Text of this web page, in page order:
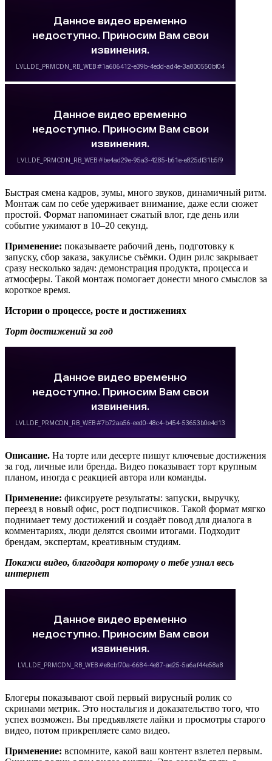
Быстрая смена кадров, зумы, много звуков, динамичный ритм.
Монтаж сам по себе удерживает внимание, даже если сюжет
простой. Формат напоминает сжатый влог, где день или
событие ужимают в 10–20 секунд.
Применение: показываете рабочий день, подготовку к
запуску, сбор заказа, закулисье съёмки. Один рилс закрывает
сразу несколько задач: демонстрация продукта, процесса и
атмосферы. Такой монтаж помогает донести много смыслов за
короткое время.
Истории о процессе, росте и достижениях
Торт достижений за год
Описание. На торте или десерте пишут ключевые достижения
за год, личные или бренда. Видео показывает торт крупным
планом, иногда с реакцией автора или команды.
Применение: фиксируете результаты: запуски, выручку,
переезд в новый офис, рост подписчиков. Такой формат мягко
поднимает тему достижений и создаёт повод для диалога в
комментариях, люди делятся своими итогами. Подходит
брендам, экспертам, креативным студиям.
Покажи видео, благодаря которому о тебе узнал весь
интернет
Блогеры показывают свой первый вирусный ролик со
скринами метрик. Это ностальгия и доказательство того, что
успех возможен. Вы предъявляете лайки и просмотры старого
видео, потом прикрепляете само видео.
Применение: вспомните, какой ваш контент взлетел первым.